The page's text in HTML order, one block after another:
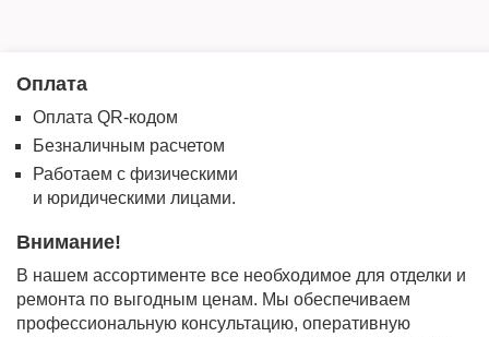
Оплата
Оплата QR-кодом
Безналичным расчетом
Работаем с физическими
и юридическими лицами.
Внимание!
В нашем ассортименте все необходимое для отделки и
ремонта по выгодным ценам. Мы обеспечиваем
профессиональную консультацию, оперативную